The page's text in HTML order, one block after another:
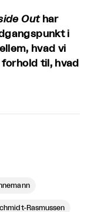
Outhar
i
hvad vi
til, hvad
Rasmussen